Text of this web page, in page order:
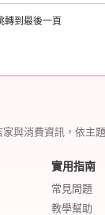
轉到最後一頁
與消費資訊，依主
實用指南
常見問題
教學幫助